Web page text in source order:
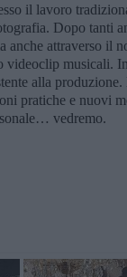
il lavoro
Dopo tanti
attraverso il
musicali.
alla
pratiche e nuovi
vedremo.